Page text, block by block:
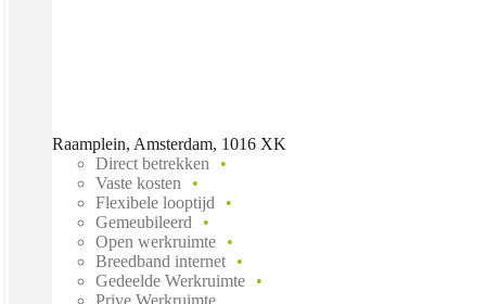
Raamplein, Amsterdam, 1016 XK
Direct betrekken
Vaste kosten
Flexibele looptijd
Gemeubileerd
Open werkruimte
Breedband internet
Gedeelde Werkruimte